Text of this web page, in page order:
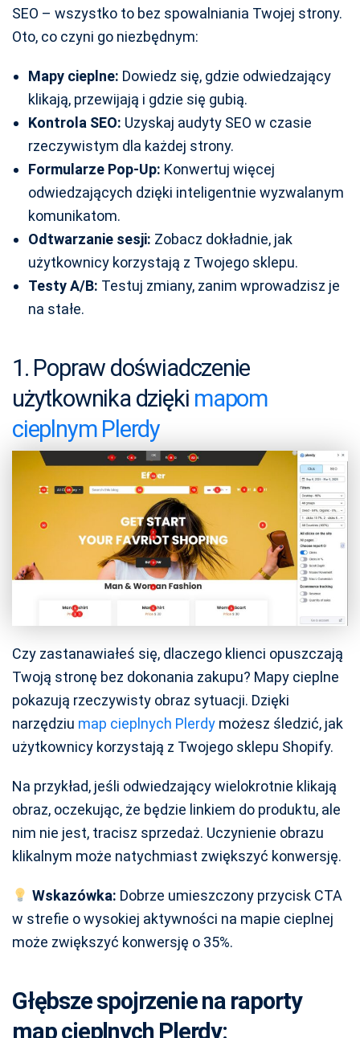
SEO – wszystko to bez spowalniania Twojej strony.
Oto, co czyni go niezbędnym:
Mapy cieplne: Dowiedz się, gdzie odwiedzający
klikają, przewijają i gdzie się gubią.
Kontrola SEO: Uzyskaj audyty SEO w czasie
rzeczywistym dla każdej strony.
Formularze Pop-Up: Konwertuj więcej
odwiedzających dzięki inteligentnie wyzwalanym
komunikatom.
Odtwarzanie sesji: Zobacz dokładnie, jak
użytkownicy korzystają z Twojego sklepu.
Testy A/B: Testuj zmiany, zanim wprowadzisz je
na stałe.
1. Popraw doświadczenie
użytkownika dzięki mapom
cieplnym Plerdy
Czy zastanawiałeś się, dlaczego klienci opuszczają
Twoją stronę bez dokonania zakupu? Mapy cieplne
pokazują rzeczywisty obraz sytuacji. Dzięki
narzędziu map cieplnych Plerdy możesz śledzić, jak
użytkownicy korzystają z Twojego sklepu Shopify.
Na przykład, jeśli odwiedzający wielokrotnie klikają
obraz, oczekując, że będzie linkiem do produktu, ale
nim nie jest, tracisz sprzedaż. Uczynienie obrazu
klikalnym może natychmiast zwiększyć konwersję.
Wskazówka: Dobrze umieszczony przycisk CTA
w strefie o wysokiej aktywności na mapie cieplnej
może zwiększyć konwersję o 35%.
Głębsze spojrzenie na raporty
map cieplnych Plerdy: